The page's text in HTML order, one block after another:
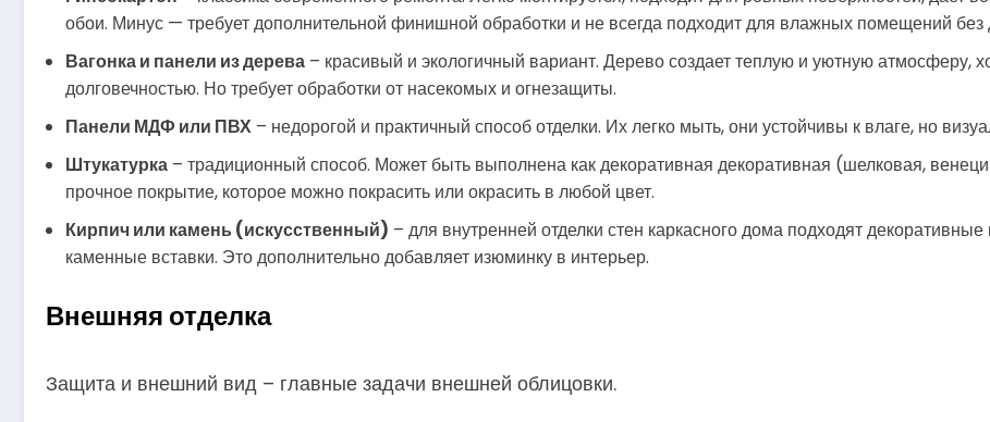
обои. Минус — требует дополнительной финишной обработки и не всегда подходит для влажных помещений
Вагонка и панели из дерева – красивый и экологичный вариант. Дерево создает теплую и уютную атмосферу,
долговечностью. Но требует обработки от насекомых и огнезащиты.
Панели МДФ или ПВХ – недорогой и практичный способ отделки. Их легко мыть, они устойчивы к влаге, но
Штукатурка – традиционный способ. Может быть выполнена как декоративная декоративная (шелковая,
прочное покрытие, которое можно покрасить или окрасить в любой цвет.
Кирпич или камень (искусственный) – для внутренней отделки стен каркасного дома подходят
каменные вставки. Это дополнительно добавляет изюминку в интерьер.
Внешняя отделка
Защита и внешний вид – главные задачи внешней облицовки.